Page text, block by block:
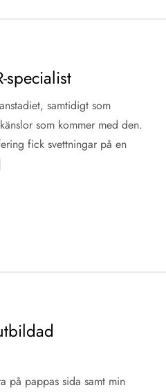
specialist
samtidigt som
som kommer med den.
fick svettningar på en
på pappas sida samt min